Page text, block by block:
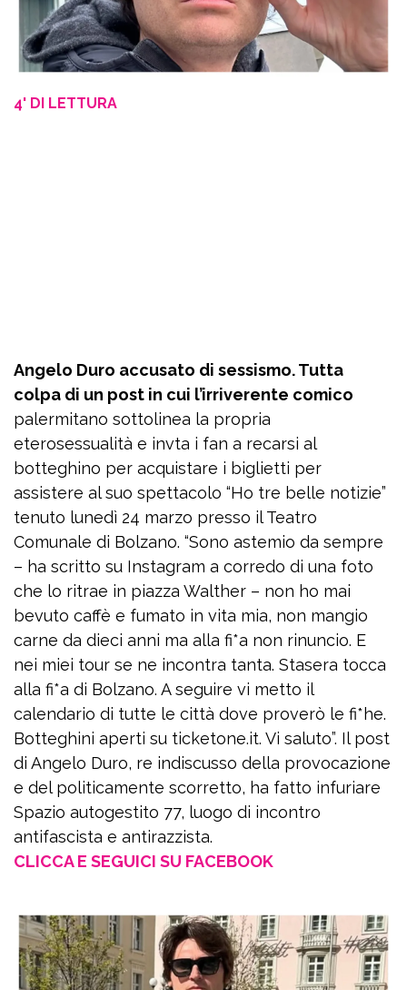
4' DI LETTURA
Angelo Duro accusato di sessismo. Tutta
colpa di un post in cui l’irriverente comico
palermitano sottolinea la propria
eterosessualità e invta i fan a recarsi al
botteghino per acquistare i biglietti per
assistere al suo spettacolo “Ho tre belle notizie”
tenuto lunedì 24 marzo presso il Teatro
Comunale di Bolzano. “Sono astemio da sempre
– ha scritto su Instagram a corredo di una foto
che lo ritrae in piazza Walther – non ho mai
bevuto caffè e fumato in vita mia, non mangio
carne da dieci anni ma alla fi*a non rinuncio. E
nei miei tour se ne incontra tanta. Stasera tocca
alla fi*a di Bolzano. A seguire vi metto il
calendario di tutte le città dove proverò le fi*he.
Botteghini aperti su ticketone.it. Vi saluto”. Il post
di Angelo Duro, re indiscusso della provocazione
e del politicamente scorretto, ha fatto infuriare
Spazio autogestito 77, luogo di incontro
antifascista e antirazzista.
CLICCA E SEGUICI SU FACEBOOK